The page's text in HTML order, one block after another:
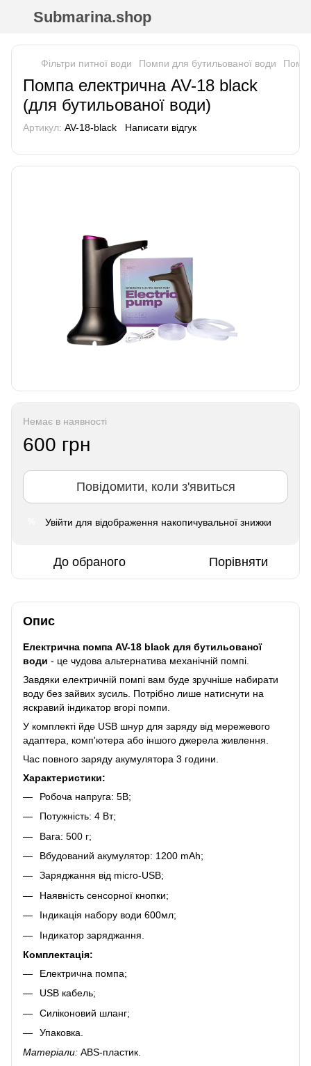
Submarina.shop
Фільтри питної води Помпи для бутильованої води
Помпа електрична AV-18 black
(для бутильованої води)
Артикул: AV-18-black Написати відгук
Немає в наявності
600 грн
Повідомити, коли з'явиться
Увійти для відображення накопичувальної знижки
До обраного Порівняти
Опис
Електрична помпа AV-18 black для бутильованої
води - це чудова альтернатива механічній помпі.
Завдяки електричній помпі вам буде зручніше набирати
воду без зайвих зусиль. Потрібно лише натиснути на
яскравий індикатор вгорі помпи.
У комплекті йде USB шнур для заряду від мережевого
адаптера, комп'ютера або іншого джерела живлення.
Час повного заряду акумулятора 3 години.
Характеристики:
Робоча напруга: 5В;
Потужність: 4 Вт;
Вага: 500 г;
Вбудований акумулятор: 1200 mAh;
Заряджання від micro-USB;
Наявність сенсорної кнопки;
Індикація набору води 600мл;
Індикатор заряджання.
Комплектація:
Електрична помпа;
USB кабель;
Силіконовий шланг;
Упаковка.
Матеріали: ABS-пластик.